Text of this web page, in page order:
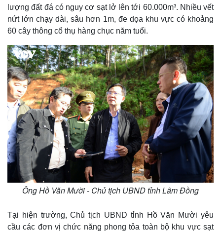
lượng đất đá có nguy cơ sạt lở lên tới 60.000m³. Nhiều vết
nứt lớn chạy dài, sâu hơn 1m, đe dọa khu vực có khoảng
60 cây thông cổ thụ hàng chục năm tuổi.
Ông Hồ Văn Mười - Chủ tịch UBND tỉnh Lâm Đồng
Tại hiện trường, Chủ tịch UBND tỉnh Hồ Văn Mười yêu
cầu các đơn vị chức năng phong tỏa toàn bộ khu vực sạt